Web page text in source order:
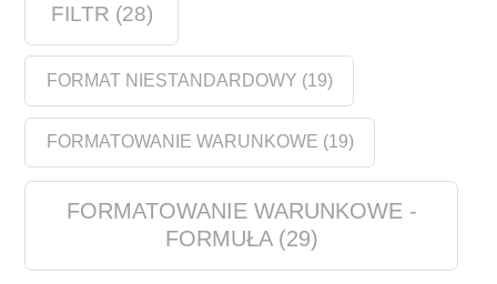
FILTR (28)
FORMAT NIESTANDARDOWY (19)
FORMATOWANIE WARUNKOWE (19)
FORMATOWANIE WARUNKOWE -
FORMUŁA(29)